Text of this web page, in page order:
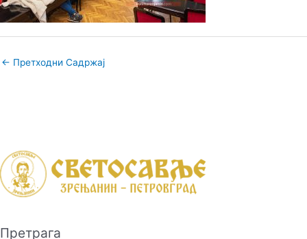
← Претходни Садржај
Претрага